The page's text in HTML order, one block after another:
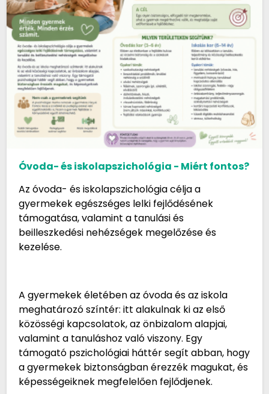
Óvoda- és iskolapszichológia - Miért fontos?
Az óvoda- és iskolapszichológia célja a
gyermekek egészséges lelki fejlődésének
támogatása, valamint a tanulási és
beilleszkedési nehézségek megelőzése és
kezelése.
A gyermekek életében az óvoda és az iskola
meghatározó színtér: itt alakulnak ki az első
közösségi kapcsolatok, az önbizalom alapjai,
valamint a tanuláshoz való viszony. Egy
támogató pszichológiai háttér segít abban, hogy
a gyermekek biztonságban érezzék magukat, és
képességeiknek megfelelően fejlődjenek.